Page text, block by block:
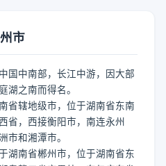
市
国中南部，长江中游，因大部
湖之南而得名。
省辖地级市，位于湖南省东南
省，西接衡阳市，南连永州
市和湘潭市。
湖南省郴州市，位于湖南省东